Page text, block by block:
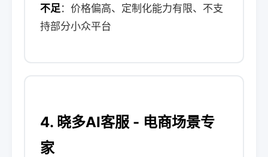
不足：价格偏高、定制化能力有限、不支
持部分小众平台
4. 晓多AI客服 - 电商场景专
家